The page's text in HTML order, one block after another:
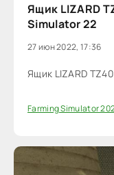
Ящик LIZARD
Simulator 22
27 июн 2022, 17:36
Ящик LIZARD
Farming Simulator